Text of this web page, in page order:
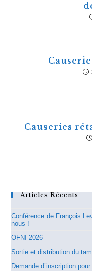
Causeries
Articles Récents
Conférence de François
nous !
OFNI 2026
Sortie et distribution du
Demande d’inscription